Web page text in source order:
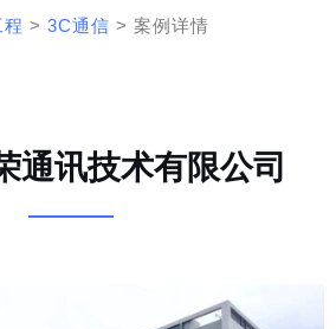
> 3C通信 > 案例详情
通讯技术有限公司